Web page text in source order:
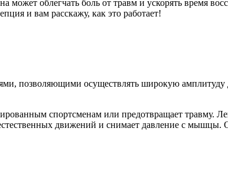
облегчать боль от травм и ускорять время
и вам расскажу, как это работает!
позволяющими осуществлять широкую
спортсменам или предотвращает травму.
движений и снимает давление с мышцы.